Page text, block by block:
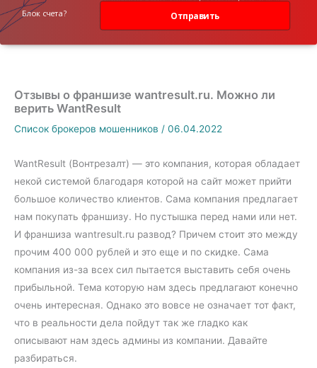
Блок счета? Отправить
Отзывы о франшизе wantresult.ru. Можно ли
верить WantResult
Список брокеров мошенников / 06.04.2022
WantResult (Вонтрезалт) — это компания, которая обладает
некой системой благодаря которой на сайт может прийти
большое количество клиентов. Сама компания предлагает
нам покупать франшизу. Но пустышка перед нами или нет.
И франшиза wantresult.ru развод? Причем стоит это между
прочим 400 000 рублей и это еще и по скидке. Сама
компания из-за всех сил пытается выставить себя очень
прибыльной. Тема которую нам здесь предлагают конечно
очень интересная. Однако это вовсе не означает тот факт,
что в реальности дела пойдут так же гладко как
описывают нам здесь админы из компании. Давайте
разбираться.